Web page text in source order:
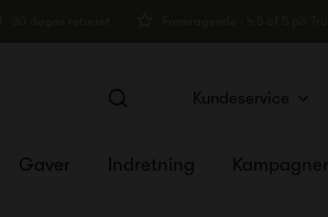
Kundeservice
Gaver Indretning Kampagner